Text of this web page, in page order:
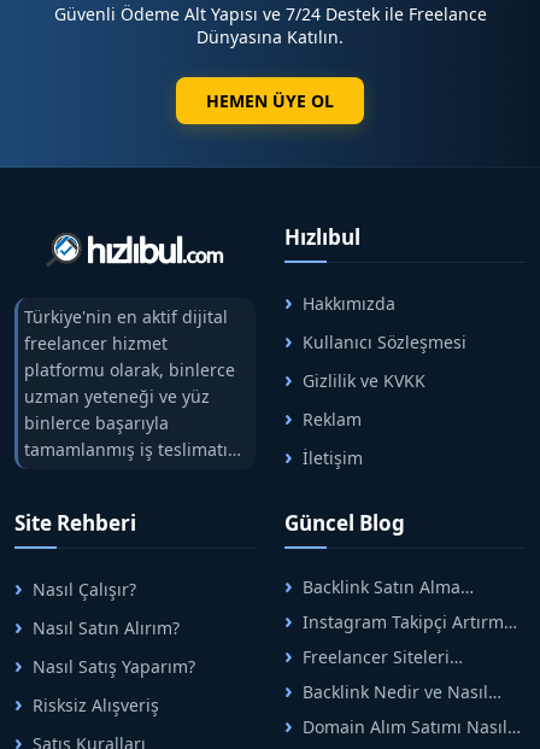
Güvenli Ödeme Alt Yapısı ve 7/24 Destek ile Freelance
Dünyasına Katılın.
HEMEN ÜYE OL
Türkiye'nin en aktif dijital
freelancer hizmet
platformu olarak, binlerce
uzman yeteneği ve yüz
binlerce başarıyla
tamamlanmış iş teslimatını
tek çatıda buluşturuyoruz.
arasındaki süreci risksiz
alışveriş sistemi ile koruyan
ticaretin güvenli
adreslerinden birisidir.
Hızlıbul
Hakkımızda
Kullanıcı Sözleşmesi
Gizlilik ve KVKK
Reklam
İletişim
Site Rehberi
Nasıl Çalışır?
Nasıl Satın Alırım?
Nasıl Satış Yaparım?
Risksiz Alışveriş
Satış Kuralları
Güncel Blog
Backlink Satın Alma
Rehberi: Güvenli SEO İçin
Doğru Adımlar
Instagram Takipçi Artırma
Yöntemleri: Organik Büyüme
Rehberi
Freelancer Siteleri
Arasında Doğru Seçim Nasıl
Yapılır
Backlink Nedir ve Nasıl
Alınır? Etkili Yöntemler
Domain Alım Satımı Nasıl